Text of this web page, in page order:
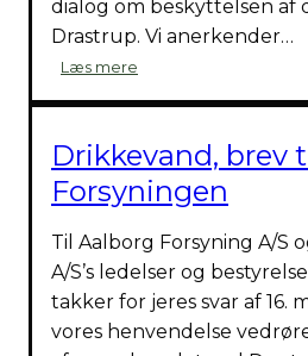
dia­log om beskyt­tel­sen af
Dra­strup. Vi aner­ken­der…
Læs mere
nin­
sva­
rer
på
rings­
bre­
vet
om
Drikkevand, brev
Forsyningen
Til Aal­borg For­sy­ning A/S
A/S’s ledel­ser og
tak­ker for jeres svar af 16.
vores hen­ven­del­se